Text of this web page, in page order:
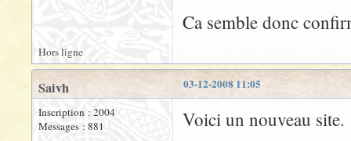
Ca semble donc
Hors ligne
03-12-2008 11:05
Saivh
Inscription : 2004
Messages : 881
Voici un nouveau